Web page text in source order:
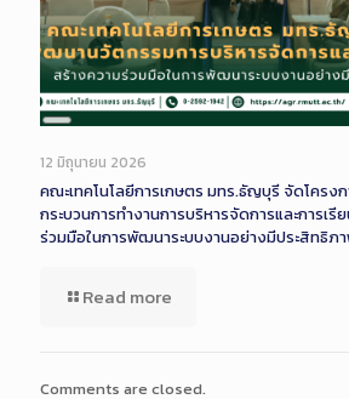
Long
Description
12 มิถุนายน 2026
คณะเทคโนโลยีการเกษตร มทร.ธัญบุรี จัดโคร
กระบวนการทำงานการบริหารจัดการและการเ
ร่วมมือในการพัฒนาระบบงานอย่างมีประสิทธิภ
Read more
Comments are closed.